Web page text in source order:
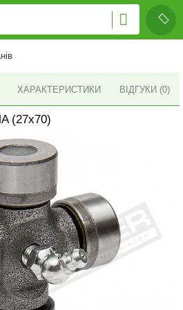
ХАРАКТЕРИСТИКИ ВІДГУКИ (0)
(27x70)